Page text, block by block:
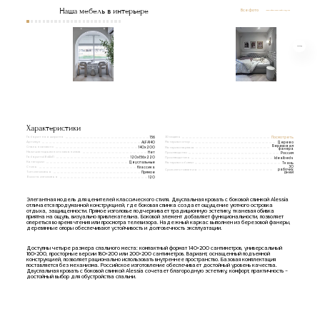
Наша мебель в интерьере Все фото
Характеристики
Габаритная ширина
156
Артикул
ALFA140
Спальное место
140x200
Наличие подъемного механизма
Нет
Габариты(ВxШxГ)
120х156х220
Категории
Двуспальные
Стиль
Классика
Тип изголовья
Прямое
Высота изголовья
120
3D модель
Посмотреть
Материал опор
Дерево
Материал каркаса
Березовая
фанера
Производство
Россия
Производитель
Idealbeds
Материал обивки
Ткань
Срок изготовления
30
рабочих
дней
Элегантная модель для ценителей классического стиля. Двуспальная кровать с боковой спинкой Alessia
отличается продуманной конструкцией, где боковая спинка создает ощущение уютного островка
отдыха, защищенности. Прямое изголовье подчеркивает традиционную эстетику, тканевая обивка
приятна на ощупь, визуально привлекательна. Боковой элемент добавляет функциональности, позволяет
опереться во время чтения или просмотра телевизора. Надежный каркас выполнен из березовой фанеры,
деревянные опоры обеспечивают устойчивость и долговечность эксплуатации.
Доступны четыре размера спального места: компактный формат 140×200 сантиметров, универсальный
160×200, просторные версии 180×200 или 200×200 сантиметров. Вариант, оснащенный подъемной
конструкцией, позволяет рационально использовать внутреннее пространство. Базовая комплектация
поставляется без механизма. Российское изготовление обеспечивает достойный уровень качества.
Двуспальная кровать с боковой спинкой Alessia сочетает благородную эстетику, комфорт, практичность –
достойный выбор для обустройства спальни.